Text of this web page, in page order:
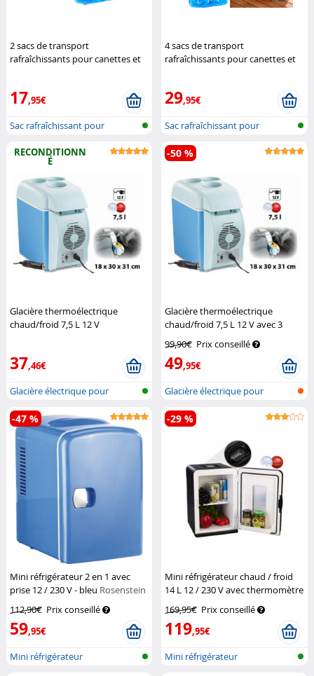
2 sacs de transport
rafraîchissants pour canettes et
17,95€
Sac rafraîchissant pour
4 sacs de transport
rafraîchissants pour canettes et
29,95€
Sac rafraîchissant pour
bouteilles
RECONDITIONN
É
Glacière thermoélectrique
chaud/froid 7,5 L 12 V
37,46€
Glacière électrique pour
voiture
Glacière thermoélectrique
chaud/froid 7,5 L 12 V avec 3
Lescars
99,90€ Prix conseillé
49,95€
-50 %
Glacière électrique pour
voiture
Mini réfrigérateur 2 en 1 avec
prise 12 / 230 V - bleu Rosenstein
112,90€ Prix conseillé
59,95€
-47 %
Mini réfrigérateur
Mini réfrigérateur chaud / froid
14 L 12 / 230 V avec thermomètre
Sichler Haushaltsgeräte
169,95€ Prix conseillé
119,95€
-29 %
Mini réfrigérateur